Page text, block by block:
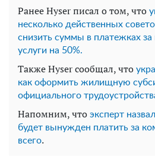
Ранее Hyser писал о том, что
несколько действенных
снизить суммы в платежках
услуги на 50%.
Также Hyser сообщал, что
как оформить жилищную
официального
Напомним, что эксперт
будет вынужден платить за
всего.